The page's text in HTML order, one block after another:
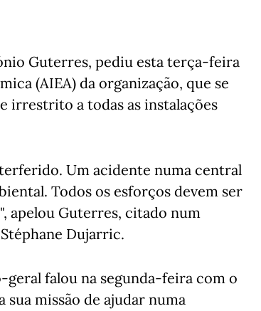
Guterres, pediu esta terça-feira
(AIEA) da organização, que se
irrestrito a todas as instalações
Um acidente numa central
Todos os esforços devem ser
apelou Guterres, citado num
Dujarric.
falou na segunda-feira com o
missão de ajudar numa